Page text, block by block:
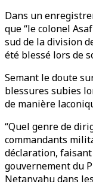
Dans un
que “le colonel
sud de la division
été blessé lors de
Semant le doute
blessures subies
de manière
“Quel genre de
commandants
déclaration,
gouvernement du
Netanyahu dans